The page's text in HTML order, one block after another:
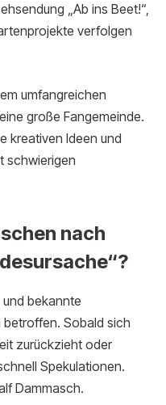
„Ab ins Beet!“,
verfolgen
umfangreichen
große Fangemeinde.
kreativen Ideen und
schwierigen
nach
bekannte
Sobald sich
zurückzieht oder
Spekulationen.
Dammasch.